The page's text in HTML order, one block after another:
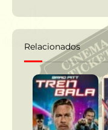
Relacionados